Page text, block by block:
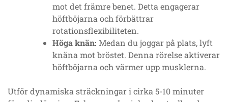
mot det främre benet. Detta engagerar
höftböjarna och förbättrar
rotationsflexibiliteten.
Höga knän: Medan du joggar på plats, lyft
knäna mot bröstet. Denna rörelse aktiverar
höftböjarna och värmer upp musklerna.
Utför dynamiska sträckningar i cirka 5-10 minuter